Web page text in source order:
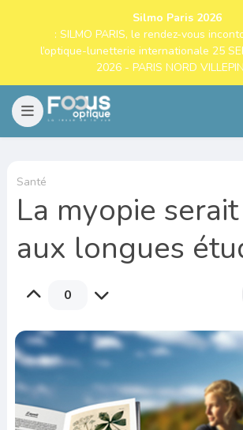
Silmo Paris 2026
: SILMO PARIS, le rendez-vous
l’optique-lunetterie internationale 25
2026 - PARIS NORD
Santé
La myopie
aux longues
0